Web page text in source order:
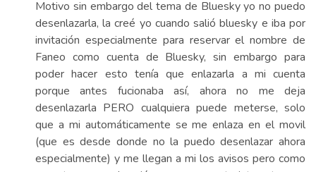
Motivo sin embargo del tema de Bluesky yo no puedo
desenlazarla, la creé yo cuando salió bluesky e iba por
invitación especialmente para reservar el nombre de
Faneo como cuenta de Bluesky, sin embargo para
poder hacer esto tenía que enlazarla a mi cuenta
porque antes fucionaba así, ahora no me deja
desenlazarla PERO cualquiera puede meterse, solo
que a mi automáticamente se me enlaza en el movil
(que es desde donde no la puedo desenlazar ahora
especialmente) y me llegan a mi los avisos pero como